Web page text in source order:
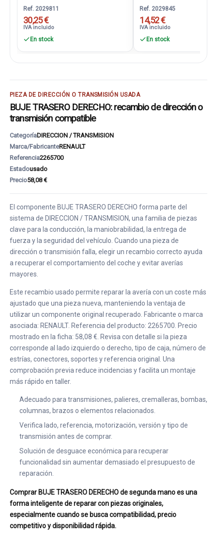
Ref. 2029811
30,25 €
IVA incluido
En stock
Ref. 2029845
14,52 €
IVA incluido
En stock
PIEZA DE DIRECCIÓN O TRANSMISIÓN USADA
BUJE TRASERO DERECHO: recambio de dirección o
transmisión compatible
CategoríaDIRECCION / TRANSMISION
Marca/FabricanteRENAULT
Referencia2265700
Estadousado
Precio58,08 €
El componente BUJE TRASERO DERECHO forma parte del
sistema de DIRECCION / TRANSMISION, una familia de piezas
clave para la conducción, la maniobrabilidad, la entrega de
fuerza y la seguridad del vehículo. Cuando una pieza de
dirección o transmisión falla, elegir un recambio correcto ayuda
a recuperar el comportamiento del coche y evitar averías
mayores.
Este recambio usado permite reparar la avería con un coste más
ajustado que una pieza nueva, manteniendo la ventaja de
utilizar un componente original recuperado. Fabricante o marca
asociada: RENAULT. Referencia del producto: 2265700. Precio
mostrado en la ficha: 58,08 €. Revisa con detalle si la pieza
corresponde al lado izquierdo o derecho, tipo de caja, número de
estrías, conectores, soportes y referencia original. Una
comprobación previa reduce incidencias y facilita un montaje
más rápido en taller.
Adecuado para transmisiones, palieres, cremalleras, bombas,
columnas, brazos o elementos relacionados.
Verifica lado, referencia, motorización, versión y tipo de
transmisión antes de comprar.
Solución de desguace económica para recuperar
funcionalidad sin aumentar demasiado el presupuesto de
reparación.
Comprar BUJE TRASERO DERECHO de segunda mano es una
forma inteligente de reparar con piezas originales,
especialmente cuando se busca compatibilidad, precio
competitivo y disponibilidad rápida.